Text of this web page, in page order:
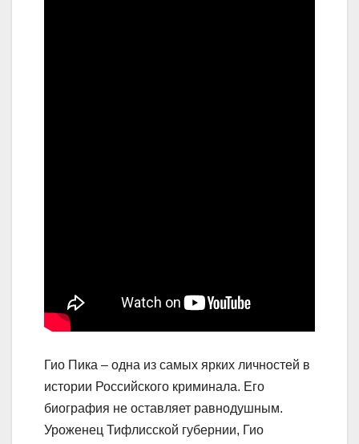
Гио Пика – одна из самых ярких личностей в
истории Российского криминала. Его
биография не оставляет равнодушным.
Уроженец Тифлисской губернии, Гио